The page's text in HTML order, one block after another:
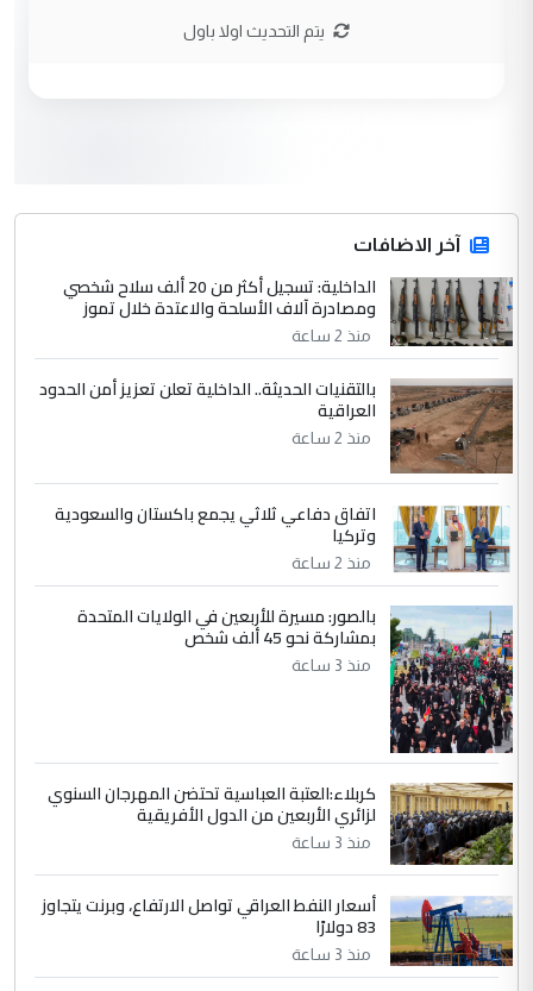
نتشرف بلقاء السيد احمد الصافي في العتبات
التعليق : قرار مستعجل جدا ولامصلحة فيه
للوزاره ولا للمواطن القرار الصائب يكون بعد
الاستماع للمدير ومغرفة ...
الموضوع :
وزير الصحة يعفي مدير مستشفى الكرخ
العام في بغداد
4 سردار
التعليق : واحد من عصابة علي ماما يسقط
جنسية الرافد الثالث للعراق ومن اصول عريقة
الموضوع :
الجواهري يرد على صدام حسين سل
مضجعيك يابن الزنا (نص كامل)
5 سردار
التعليق : واحد من عصابة علي ماما يسقط
جنسية الرافد الثالث للعراق ومن اصول عريقة
ابا فرات ...
الموضوع :الجواهري يرد على صدام حسين سل
مضجعيك يابن الزنا (نص كامل)
يتم التحديث اولا باول
آخر الاضافات
الداخلية: تسجيل أكثر من 20 ألف سلاح شخصي
ومصادرة آلاف الأسلحة والاعتدة خلال تموز
منذ 2 ساعة
بالتقنيات الحديثة.. الداخلية تعلن تعزيز أمن الحدود
العراقية
منذ 2 ساعة
اتفاق دفاعي ثلاثي يجمع باكستان والسعودية
وتركيا
منذ 2 ساعة
بالصور: مسيرة للأربعين في الولايات المتحدة
بمشاركة نحو 45 ألف شخص
منذ 3 ساعة
كربلاء:العتبة العباسية تحتضن المهرجان السنوي
لزائري الأربعين من الدول الأفريقية
منذ 3 ساعة
أسعار النفط العراقي تواصل الارتفاع، وبرنت يتجاوز
83 دولارًا
منذ 3 ساعة